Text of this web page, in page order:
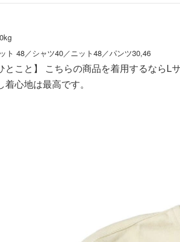
ト 48／シャツ40／ニット48／パンツ30,46
とこと】 こちらの商品を着用するならLサ
心地は最高です。